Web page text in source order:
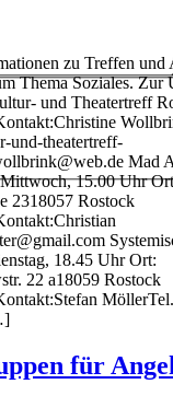
zu Treffen und
Thema Soziales. Zur
und Theatertreff
und-theatertreff-
Mad
15.00 Uhr
2318057 Rostock
18.45 Uhr Ort:
22 a18059 Rostock
für